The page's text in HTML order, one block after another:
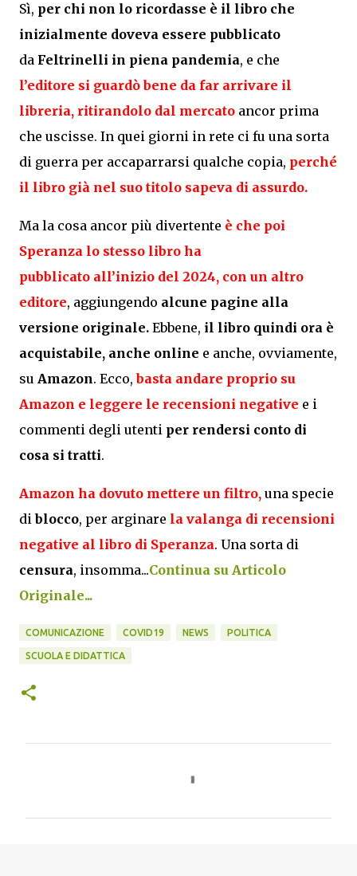
Sì, per chi non lo ricordasse è il libro che
inizialmente doveva essere pubblicato
da Feltrinelli in piena pandemia, e che
l’editore si guardò bene da far arrivare il
libreria, ritirandolo dal mercato ancor prima
che uscisse. In quei giorni in rete ci fu una sorta
di guerra per accaparrarsi qualche copia, perché
il libro già nel suo titolo sapeva di assurdo.
Ma la cosa ancor più divertente è che poi
Speranza lo stesso libro ha
pubblicato all’inizio del 2024, con un altro
editore, aggiungendo alcune pagine alla
versione originale. Ebbene, il libro quindi ora è
acquistabile, anche online e anche, ovviamente,
su Amazon. Ecco,basta andare proprio su
Amazon e leggere le recensioni negative e i
commenti degli utenti per rendersi conto di
cosa si tratti.
Amazon ha dovuto mettere un filtro, una specie
diblocco, per arginare la valanga di recensioni
negative al libro di Speranza. Una sorta di
censura, insomma...Continua su Articolo
Originale...
COMUNICAZIONE COVID19 NEWS POLITICA
SCUOLA E DIDATTICA